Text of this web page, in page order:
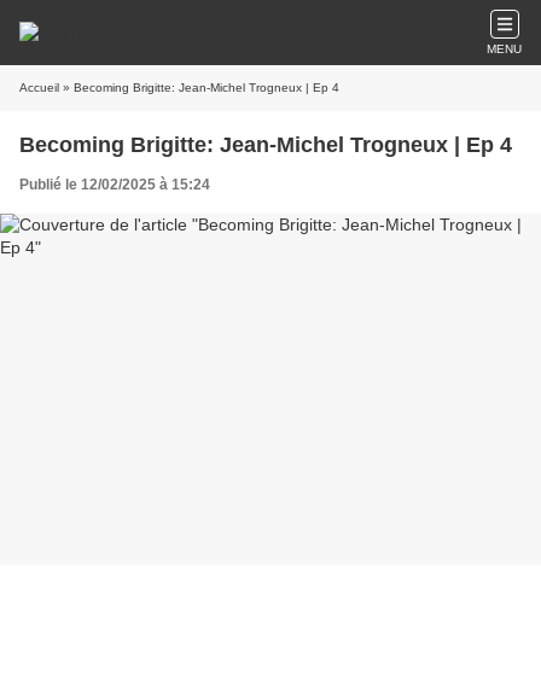
MENU
Accueil » Becoming Brigitte: Jean-Michel Trogneux | Ep 4
Becoming Brigitte: Jean-Michel Trogneux | Ep 4
Publié le 12/02/2025 à 15:24